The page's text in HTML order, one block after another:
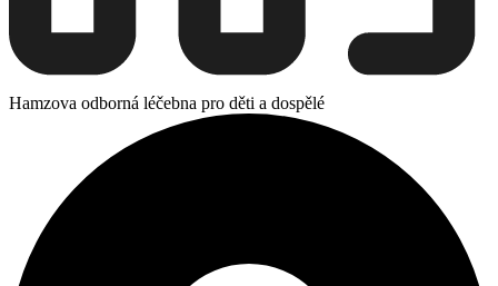
Hamzova odborná léčebna pro děti a dospělé